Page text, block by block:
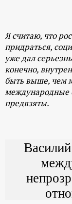
Я считаю, что
придраться,
уже дал
конечно,
быть выше, чем
международные
предвзяты.